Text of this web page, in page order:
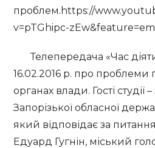
проблем.https://
v=pTGhipc-
Телепередача «Час
16.02.2016 р. про проблеми
органах влади. Гості студії
Запорізької обласної
який відповідає за
Едуард Гугнін, міський